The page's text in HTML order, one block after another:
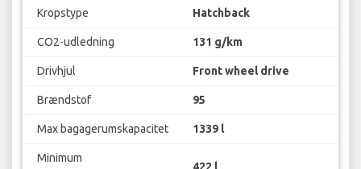
Kropstype Hatchback
CO2-udledning 131 g/km
Drivhjul Front wheel drive
Brændstof 95
Max bagagerumskapacitet 1339 l
Minimum
422 l